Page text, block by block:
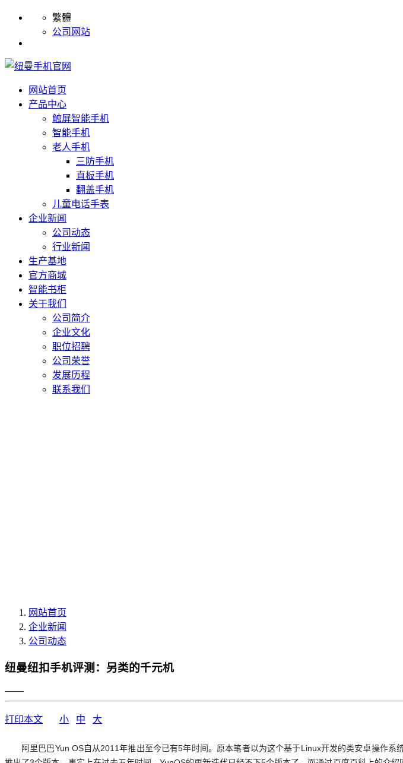
繁體
公司网站
网站首页
产品中心
触屏智能手机
智能手机
老人手机
三防手机
直板手机
翻盖手机
儿童电话手表
企业新闻
公司动态
行业新闻
生产基地
官方商城
智能书柜
关于我们
公司简介
企业文化
职位招聘
公司荣誉
发展历程
联系我们
网站首页
企业新闻
公司动态
纽曼纽扣手机评测：另类的千元机
——
打印本文 小 中 大
阿里巴巴Yun OS自从2011年推出至今已有5年时间。原本笔者以为这个基于Linux开发的类安卓操作